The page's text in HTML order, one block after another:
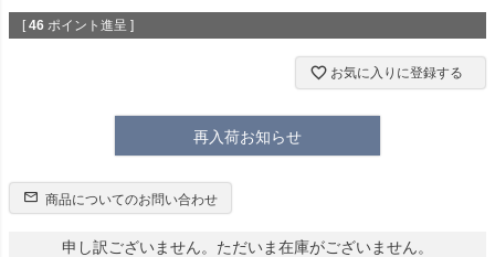
[ 46 ポイント進呈 ]
お気に入りに登録する
再入荷お知らせ
商品についてのお問い合わせ
申し訳ございません。ただいま在庫がございません。